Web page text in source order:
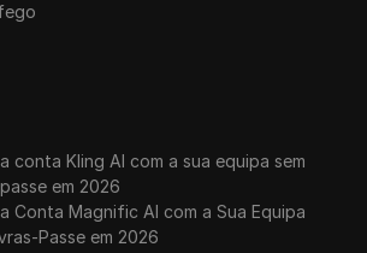
conta Kling AI com a sua equipa sem
em 2026
Conta Magnific AI com a Sua Equipa
Passe em 2026